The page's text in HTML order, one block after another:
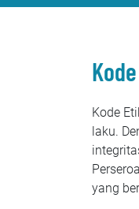
Kode
laku.
yang